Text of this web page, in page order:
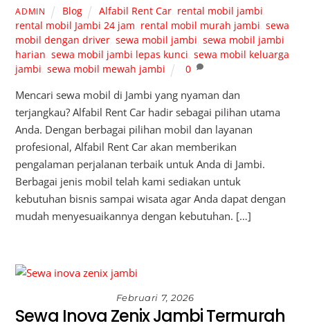
ADMIN Blog Alfabil Rent Car, rental mobil jambi
rental mobil Jambi 24 jam rental mobil murah jambi ,sewa
mobil dengan driver ,sewa mobil jambi ,sewa mobil jambi
harian ,sewa mobil jambi lepas kunci ,sewa mobil keluarga
jambi ,sewa mobil mewah jambi 0
Mencari sewa mobil di Jambi yang nyaman dan
terjangkau? Alfabil Rent Car hadir sebagai pilihan utama
Anda. Dengan berbagai pilihan mobil dan layanan
profesional, Alfabil Rent Car akan memberikan
pengalaman perjalanan terbaik untuk Anda di Jambi.
Berbagai jenis mobil telah kami sediakan untuk
kebutuhan bisnis sampai wisata agar Anda dapat dengan
mudah menyesuaikannya dengan kebutuhan. […]
Februari 7, 2026
Sewa Inova Zenix Jambi Termurah